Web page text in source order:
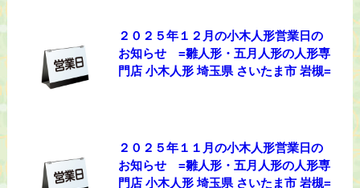
２０２５年１２月の小木人形営業日の
お知らせ =雛人形・五月人形の人形専
門店 小木人形 埼玉県 さいたま市 岩槻=
２０２５年１１月の小木人形営業日の
お知らせ =雛人形・五月人形の人形専
門店 小木人形 埼玉県 さいたま市 岩槻=